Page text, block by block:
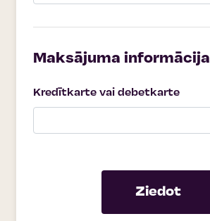
Maksājuma informācija
Kredītkarte vai debetkarte
Ziedot